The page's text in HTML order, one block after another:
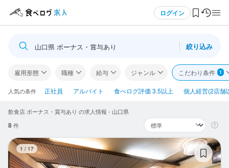
ログイン
ログイン・無料会員登録
食べログ求人TOP
求人検索
閲覧履歴
山口県 ボーナス・賞与あり 絞り込み
雇用形態 職種 給与 ジャンル こだわり条件 1
人気の条件 正社員 アルバイト 食べログ評価 3.5以上 個人経営(2店舗
飲食店 ボーナス・賞与あり の求人情報 - 山口県
8件
1 / 17